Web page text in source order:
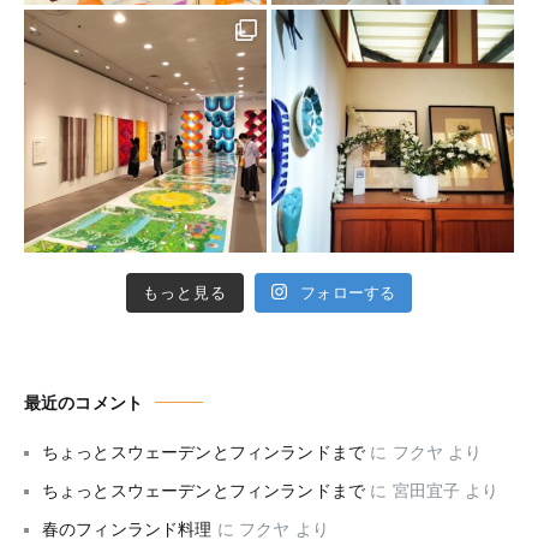
もっと見る フォローする
最近のコメント
ちょっとスウェーデンとフィンランドまで に フクヤ より
ちょっとスウェーデンとフィンランドまで に 宮田宜子 より
春のフィンランド料理 に フクヤ より